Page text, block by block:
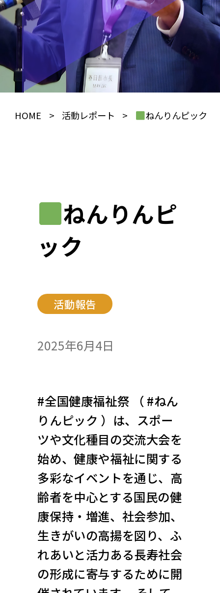
HOME > 活動レポート > ねんりんピック
ねんりんピ
ック
活動報告
2025年6月4日
#全国健康福祉祭 （ #ねん
りんピック ）は、スポー
ツや文化種目の交流大会を
始め、健康や福祉に関する
多彩なイベントを通じ、高
齢者を中心とする国民の健
康保持・増進、社会参加、
生きがいの高揚を図り、ふ
れあいと活力ある長寿社会
の形成に寄与するために開